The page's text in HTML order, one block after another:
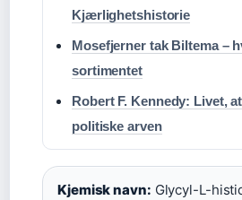
Kjærlighetshistorie
Mosefjerner tak Biltema –
sortimentet
Robert F. Kennedy: Livet,
politiske arven
Kjemisk navn: Glycyl-L-